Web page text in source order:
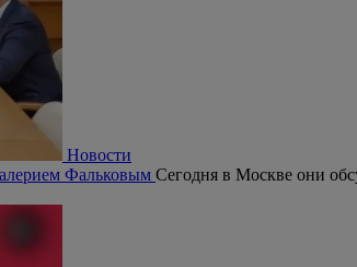
Новости
Фальковым Сегодня в Москве они